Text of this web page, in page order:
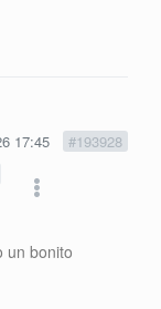
17:45 #193928
un bonito